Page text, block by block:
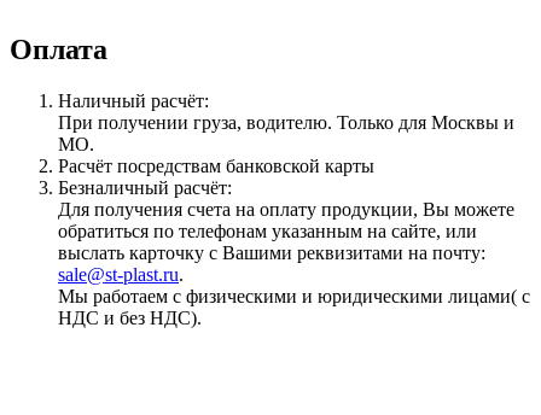
Оплата
Наличный расчёт:
При получении груза, водителю. Только для Москвы и
МО.
Расчёт посредствам банковской карты
Безналичный расчёт:
Для получения счета на оплату продукции, Вы можете
обратиться по телефонам указанным на сайте, или
выслать карточку с Вашими реквизитами на почту:
sale@st-plast.ru.
Мы работаем с физическими и юридическими лицами( с
НДС и без НДС).